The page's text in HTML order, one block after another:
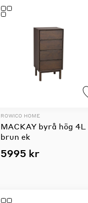
ROWICO HOME
MACKAY byrå hög 4L
brun ek
5995 kr